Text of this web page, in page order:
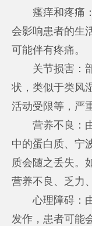
瘙痒和疼痛：
会影响患者的生
可能伴有疼痛。
关节损害：部
状，类似于类风
活动受限等，严
营养不良：由
中的蛋白质、宁
质会随之丢失。
营养不良、乏力
心理障碍：由
发作，患者可能